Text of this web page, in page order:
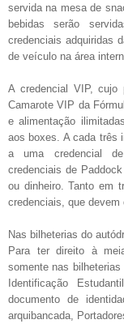
servida na mesa de
bebidas serão
credenciais adquiridas
de veículo na área
A credencial VIP,
Camarote VIP da
e alimentação
aos boxes. A cada três
a uma credencial
credenciais de
ou dinheiro. Tanto em
credenciais, que devem
Nas bilheterias do
Para ter direito à
somente nas
Identificação
documento de
arquibancada,